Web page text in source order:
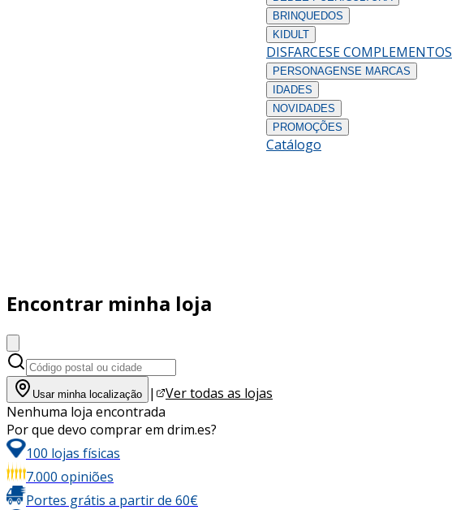
BRINQUEDOS
KIDULT
DISFARCESE COMPLEMENTOS
PERSONAGENS E MARCAS
IDADES
NOVIDADES
PROMOÇÕES
Catálogo
Encontrar minha loja
Usar minha localização |
Ver todas as lojas
Nenhuma loja encontrada
Por que devo comprar em drim.es?
100 lojas físicas
7.000 opiniões
Portes grátis a partir de 60€